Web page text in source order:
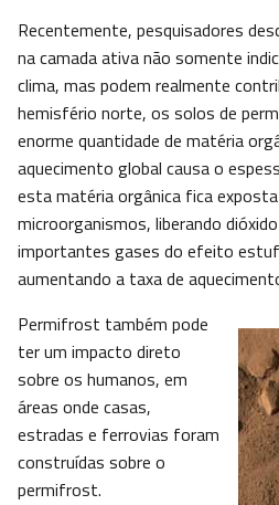
Recentemente, pesquisadores
na camada ativa não somente
clima, mas podem realmente
hemisfério norte, os solos de
enorme quantidade de matéria
aquecimento global causa o
esta matéria orgânica fica
microorganismos, liberando
importantes gases do efeito
aumentando a taxa de
Permifrost também pode
ter um impacto direto
sobre os humanos, em
áreas onde casas,
estradas e ferrovias foram
construídas sobre o
permifrost.